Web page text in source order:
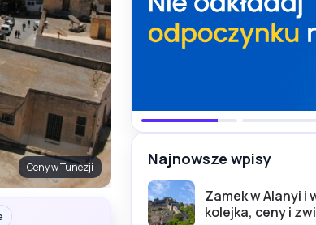
Ceny w Tunezji Najnowsze wpisy
Zamek w Alanyi i
kolejka, ceny i